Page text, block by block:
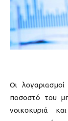
Οι
ποσοστό του
νοικοκυριά